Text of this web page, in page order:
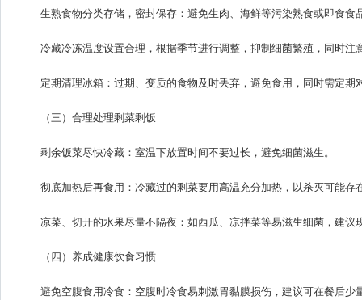
生熟食物分类存储，密封保存：避免生肉、海鲜等污染熟食或即食
冷藏冷冻温度设置合理，根据季节进行调整，抑制细菌繁殖，同时注
定期清理冰箱：过期、变质的食物及时丢弃，避免食用，同时需定期
（三）合理处理剩菜剩饭
剩余饭菜尽快冷藏：室温下放置时间不要过长，避免细菌滋生。
彻底加热后再食用：冷藏过的剩菜要用高温充分加热，以杀灭可能存
凉菜、切开的水果尽量不隔夜：如西瓜、凉拌菜等易滋生细菌，建议
（四）养成健康饮食习惯
避免空腹食用冷食：空腹时冷食易刺激胃黏膜损伤，建议可在餐后少